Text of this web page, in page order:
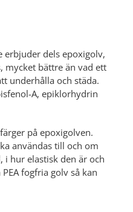
erbjuder dels epoxigolv,
mycket bättre än vad ett
underhålla och städa.
A, epiklorhydrin
på epoxigolven.
användas till och om
hur elastisk den är och
fogfria golv så kan